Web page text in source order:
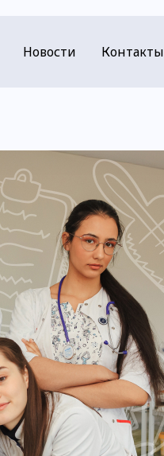
Новости Контакты